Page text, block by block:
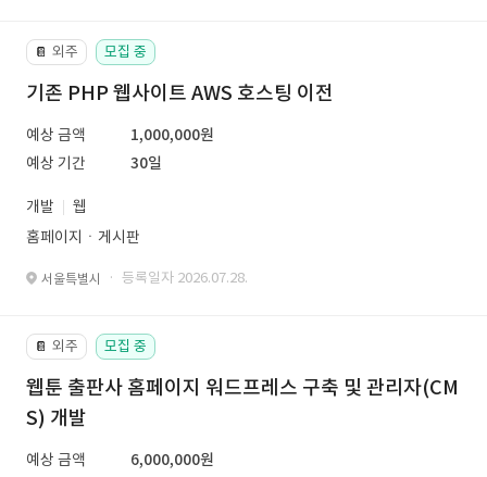
📔 외주 모집 중
기존 PHP 웹사이트 AWS 호스팅 이전
예상 금액
1,000,000원
예상 기간
30일
개발
웹
홈페이지ㆍ게시판
서울특별시 · 등록일자 2026.07.28.
📔 외주 모집 중
웹툰 출판사 홈페이지 워드프레스 구축 및 관리자(CM
S) 개발
예상 금액
6,000,000원